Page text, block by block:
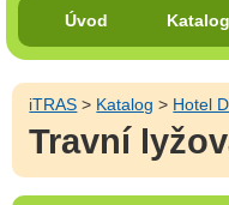
Úvod Katalog
iTRAS > Katalog > Hotel
Travní